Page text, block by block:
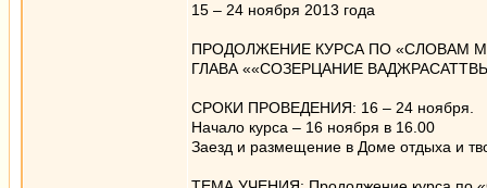
15 – 24 ноября 2013 года
ПРОДОЛЖЕНИЕ КУРСА ПО «СЛОВАМ
ГЛАВА ««СОЗЕРЦАНИЕ
СРОКИ ПРОВЕДЕНИЯ: 16 – 24 ноября.
Начало курса – 16 ноября в 16.00
Заезд и размещение в Доме отдыха и